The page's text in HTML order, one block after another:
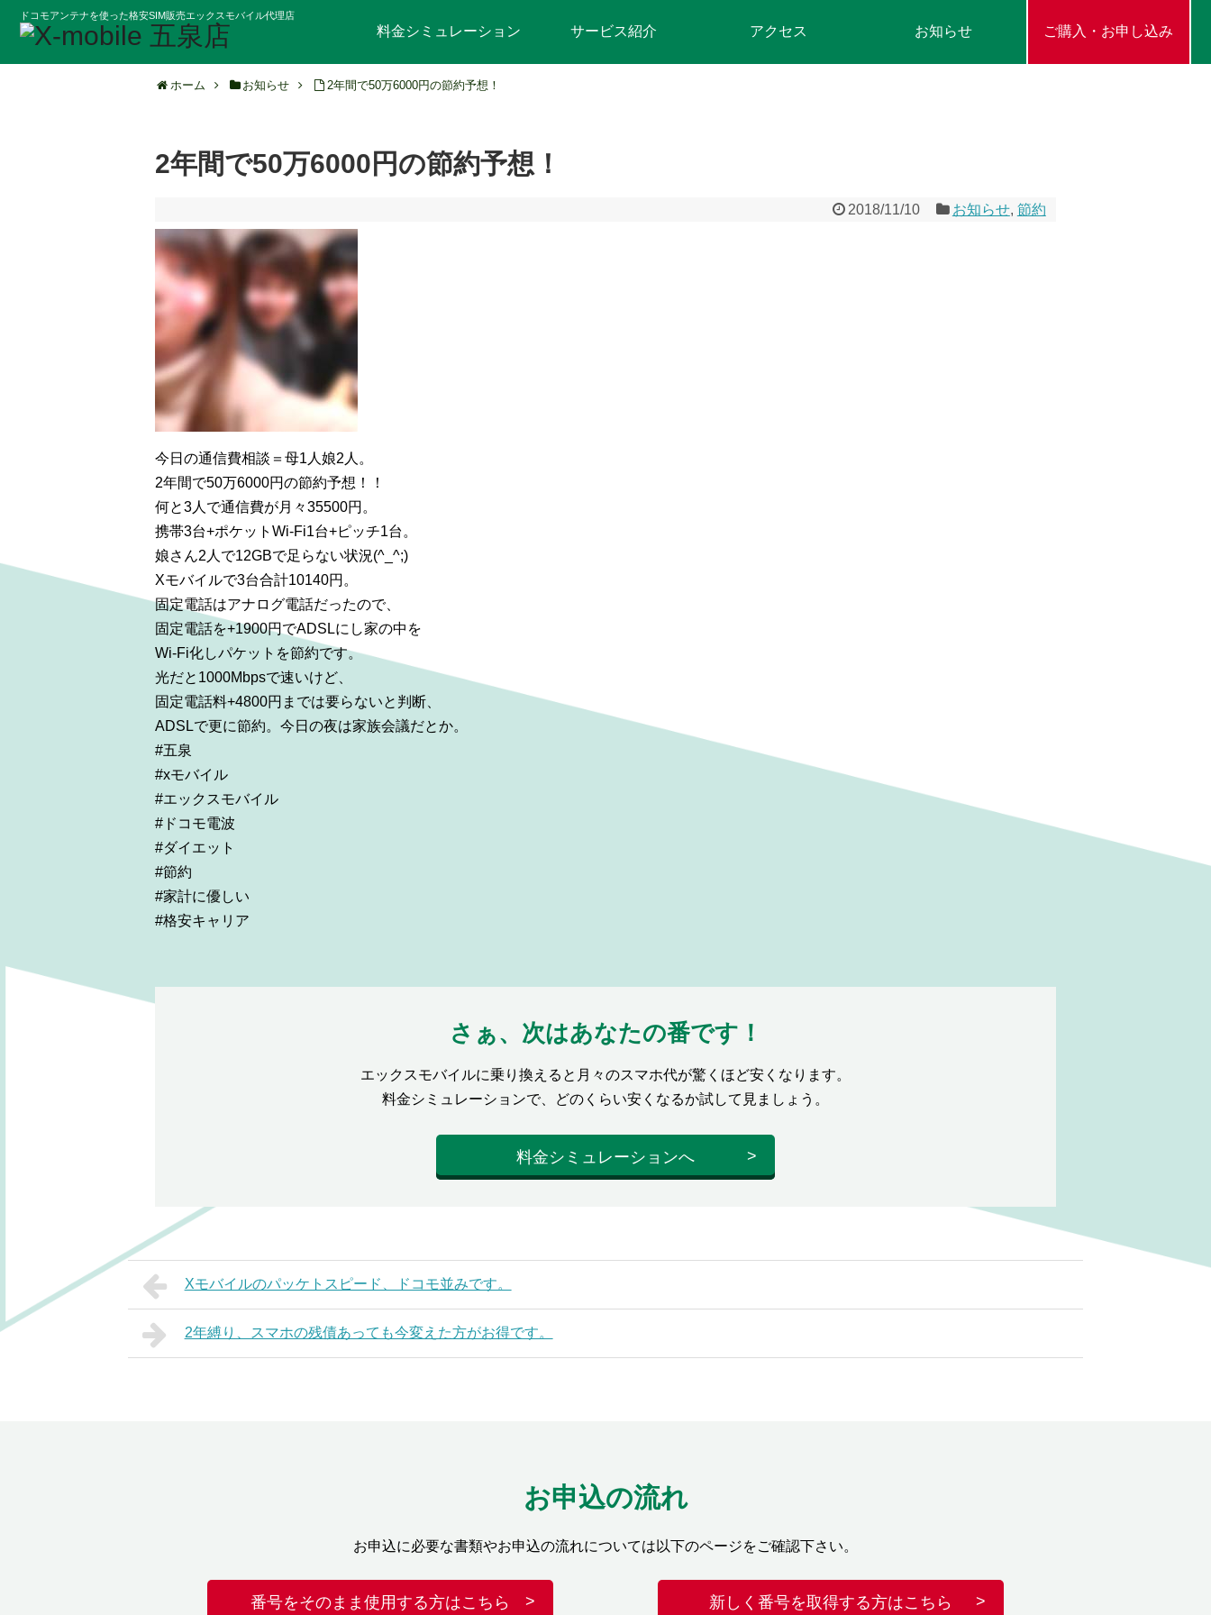
ドコモアンテナを使った格安SIM販売エックスモバイル代理店
料金シミュレーション サービス紹介 アクセス お知らせ ご購入・お申し込み
ホーム お知らせ 2年間で50万6000円の節約予想！
2年間で50万6000円の節約予想！
2018/11/10 お知らせ, 節約
今日の通信費相談＝母1人娘2人。
2年間で50万6000円の節約予想！！
何と3人で通信費が月々35500円。
携帯3台+ポケットWi-Fi1台+ピッチ1台。
娘さん2人で12GBで足らない状況(^_^;)
Xモバイルで3台合計10140円。
固定電話はアナログ電話だったので、
固定電話を+1900円でADSLにし家の中を
Wi-Fi化しパケットを節約です。
光だと1000Mbpsで速いけど、
固定電話料+4800円までは要らないと判断、
ADSLで更に節約。今日の夜は家族会議だとか。
#五泉
#xモバイル
#エックスモバイル
#ドコモ電波
#ダイエット
#節約
#家計に優しい
#格安キャリア
さぁ、次はあなたの番です！
エックスモバイルに乗り換えると月々のスマホ代が驚くほど安くなります。
料金シミュレーションで、どのくらい安くなるか試して見ましょう。
料金シミュレーションへ
Xモバイルのパッケトスピード、ドコモ並みです。
2年縛り、スマホの残債あっても今変えた方がお得です。
お申込の流れ
お申込に必要な書類やお申込の流れについては以下のページをご確認下さい。
番号をそのまま使用する方はこちら 新しく番号を取得する方はこちら